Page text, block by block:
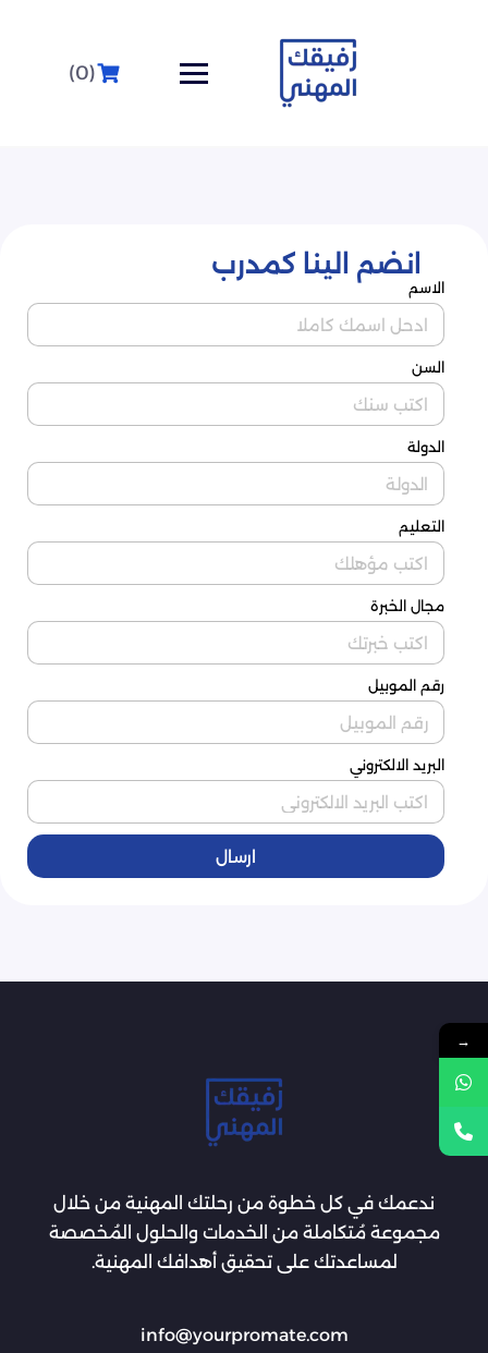
(0)
انضم الينا كمدرب
الاسم
السن
الدولة
التعليم
مجال الخبرة
رقم الموبيل
البريد الالكتروني
ارسال
ندعمك في كل خطوة من رحلتك المهنية من خلال
مجموعة مُتكاملة من الخدمات والحلول المُخصصة
لمساعدتك على تحقيق أهدافك المهنية.
info@yourpromate.com
→